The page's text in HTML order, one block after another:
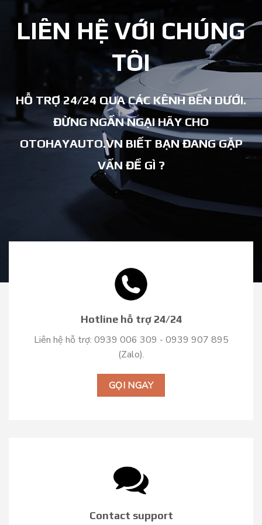
LIÊN HỆ VỚI CHÚNG
TÔI
HỖ TRỢ 24/24 QUA CÁC KÊNH BÊN DƯỚI.
ĐỪNG NGẦN NGẠI HÃY CHO
OTOHAYAUTO.VN BIẾT BẠN ĐANG GẶP
VẤN ĐỀ GÌ ?
Hotline hỗ trợ 24/24
Liên hệ hỗ trợ: 0939 006 309 - 0939 907 895
(Zalo).
GỌI NGAY
Contact support